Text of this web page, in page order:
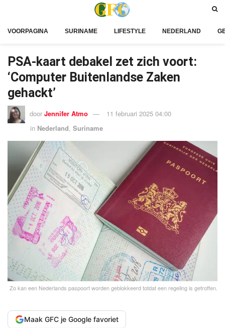
VOORPAGINA SURINAME LIFESTYLE NEDERLAND
PSA-kaart debakel zet zich voort:
‘Computer Buitenlandse Zaken
gehackt’
door Jennifer Atmo
11 februari 2025 04:00
in Nederland, Suriname
Zo kan een Nederlands paspoort worden geblokkeerd totdat een regeling is getroffen.
Maak GFC je Google favoriet